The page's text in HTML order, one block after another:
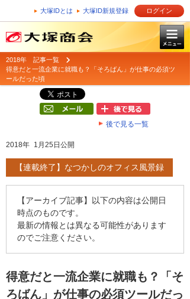
大塚IDとは 大塚ID新規登録 ログイン
2018年 記事一覧
得意だと一流企業に就職も？「そろばん」が仕事の必須ツ
ールだった頃
後で見る一覧
2018年 1月25日公開
【連載終了】なつかしのオフィス風景録
【アーカイブ記事】以下の内容は公開日
時点のものです。
最新の情報とは異なる可能性があります
のでご注意ください。
得意だと一流企業に就職も？「そ
ろばん」が仕事の必須ツールだっ